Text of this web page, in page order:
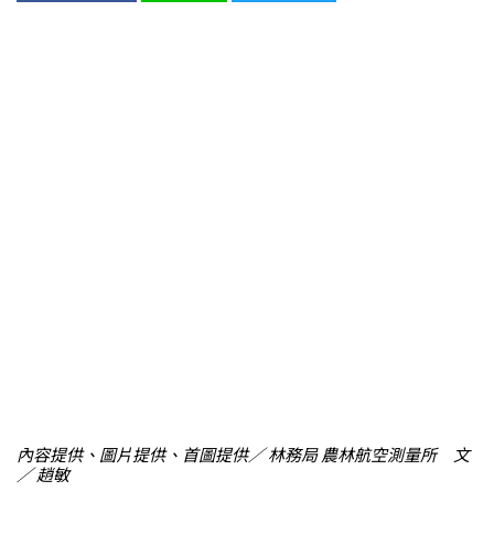
內容提供、圖片提供、首圖提供／ 林務局 農林航空測量所 文
／ 趙敏